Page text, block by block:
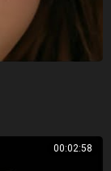
00:02:58